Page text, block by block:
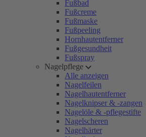
Fußbad
Fußcreme
Fußmaske
Fußpeeling
Hornhautentferner
Fußgesundheit
Fußspray
Nagelpflege
Alle anzeigen
Nagelfeilen
Nagelhautentferner
Nagelknipser & -zangen
Nagelöle & -pflegestifte
Nagelscheren
Nagelhärter